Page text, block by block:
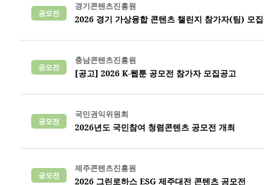
공모전
경기콘텐츠진흥원
2026 경기 가상융합 콘텐츠 챌린지 참가자(팀) 모
공모전
충남콘텐츠진흥원
[공고] 2026 K-웹툰 공모전 참가자 모집공고
공모전
국민권익위원회
2026년도 국민참여 청렴콘텐츠 공모전 개최
공모전
제주콘텐츠진흥원
2026 그린로하스 ESG 제주대전 콘텐츠 공모전